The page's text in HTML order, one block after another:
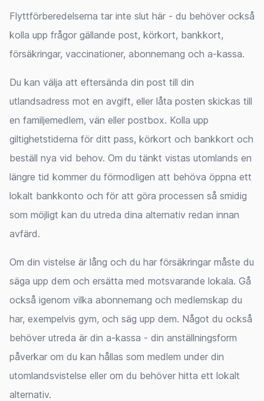
Flyttförberedelserna tar inte slut här - du behöver också
kolla upp frågor gällande post, körkort, bankkort,
försäkringar, vaccinationer, abonnemang och a-kassa.
Du kan välja att eftersända din post till din
utlandsadress mot en avgift, eller låta posten skickas till
en familjemedlem, vän eller postbox. Kolla upp
giltighetstiderna för ditt pass, körkort och bankkort och
beställ nya vid behov. Om du tänkt vistas utomlands en
längre tid kommer du förmodligen att behöva öppna ett
lokalt bankkonto och för att göra processen så smidig
som möjligt kan du utreda dina alternativ redan innan
avfärd.
Om din vistelse är lång och du har försäkringar måste du
säga upp dem och ersätta med motsvarande lokala. Gå
också igenom vilka abonnemang och medlemskap du
har, exempelvis gym, och säg upp dem. Något du också
behöver utreda är din a-kassa - din anställningsform
påverkar om du kan hållas som medlem under din
utomlandsvistelse eller om du behöver hitta ett lokalt
alternativ.